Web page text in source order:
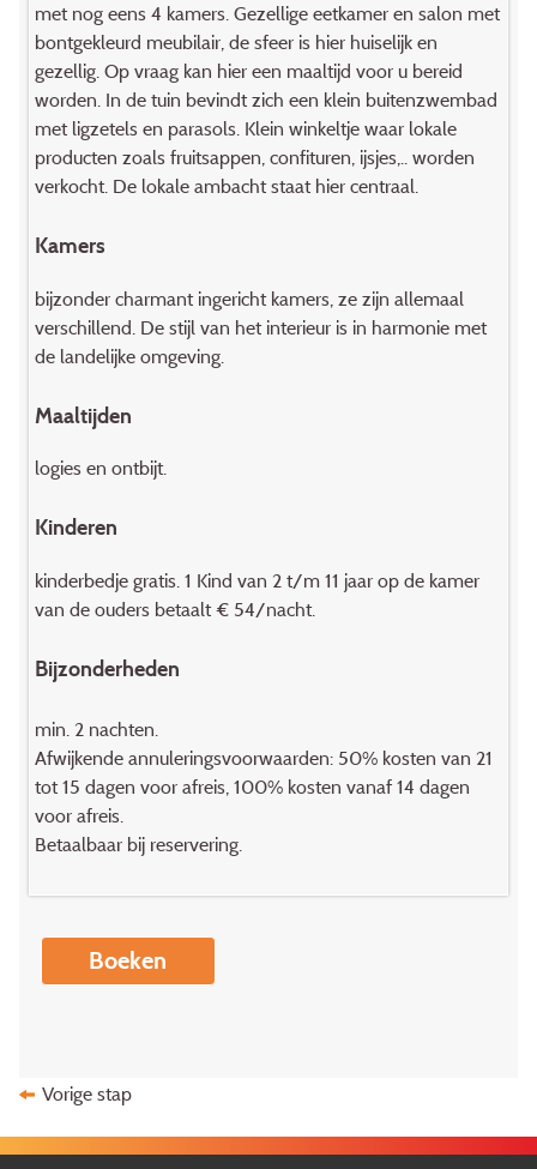
met nog eens 4 kamers. Gezellige eetkamer en salon met
bontgekleurd meubilair, de sfeer is hier huiselijk en
gezellig. Op vraag kan hier een maaltijd voor u bereid
worden. In de tuin bevindt zich een klein buitenzwembad
met ligzetels en parasols. Klein winkeltje waar lokale
producten zoals fruitsappen, confituren, ijsjes,.. worden
verkocht. De lokale ambacht staat hier centraal.
Kamers
bijzonder charmant ingericht kamers, ze zijn allemaal
verschillend. De stijl van het interieur is in harmonie met
de landelijke omgeving.
Maaltijden
logies en ontbijt.
Kinderen
kinderbedje gratis. 1 Kind van 2 t/m 11 jaar op de kamer
van de ouders betaalt € 54/nacht.
Bijzonderheden
min. 2 nachten.
Afwijkende annuleringsvoorwaarden: 50% kosten van 21
tot 15 dagen voor afreis, 100% kosten vanaf 14 dagen
voor afreis.
Betaalbaar bij reservering.
Boeken
Vorige stap